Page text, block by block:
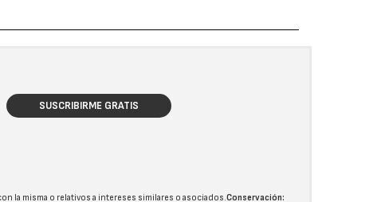
SUSCRIBIRME GRATIS
la misma o relativos a intereses similares o asociados.Conservación: